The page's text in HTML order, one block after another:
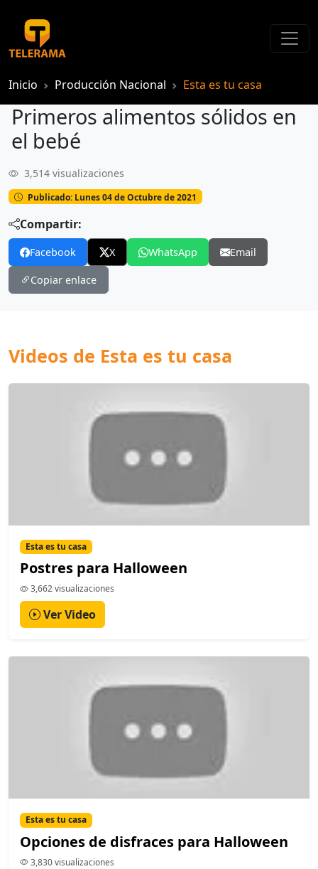
Inicio Producción Nacional Esta es tu casa
Primeros alimentos sólidos en
el bebé
Primeros alimentos sólidos en el bebé
3,514 visualizaciones
Publicado: Lunes 04 de Octubre de 2021
Compartir:
Facebook X WhatsApp Email
Copiar enlace
Videos de Esta es tu casa
Esta es tu casa
Postres para Halloween
3,662 visualizaciones
Ver Video
Esta es tu casa
Opciones de disfraces para Halloween
3,830 visualizaciones